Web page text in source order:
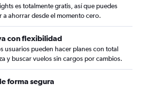
es totalmente gratis, así que puedes
a ahorrar desde el momento cero.
con flexibilidad
usuarios pueden hacer planes con total
y buscar vuelos sin cargos por cambios.
forma segura